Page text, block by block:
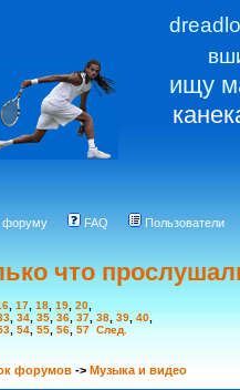
ищу
форуму FAQ Пользователи
что
17 18 19 20
34 35 36 37 38 39 40
54 55 56 57 След.
форумов -> Музыка и видео